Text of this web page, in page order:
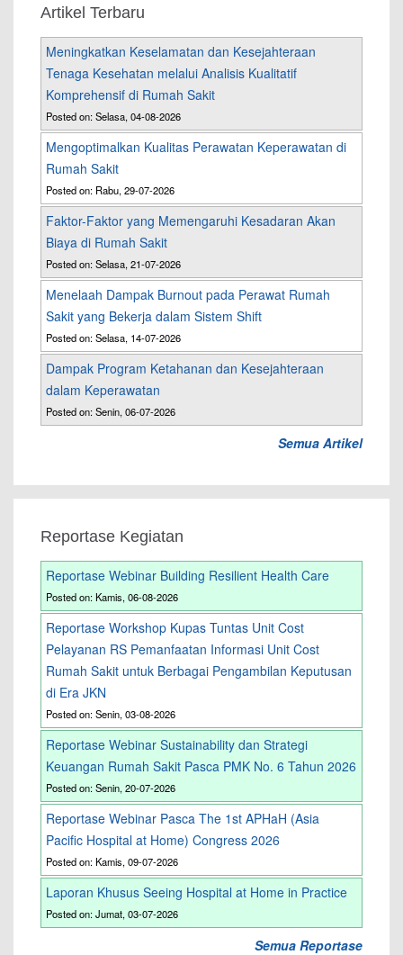
Artikel Terbaru
Meningkatkan Keselamatan dan Kesejahteraan
Tenaga Kesehatan melalui Analisis Kualitatif
Komprehensif di Rumah Sakit
Posted on: Selasa, 04-08-2026
Mengoptimalkan Kualitas Perawatan Keperawatan di
Rumah Sakit
Posted on: Rabu, 29-07-2026
Faktor-Faktor yang Memengaruhi Kesadaran Akan
Biaya di Rumah Sakit
Posted on: Selasa, 21-07-2026
Menelaah Dampak Burnout pada Perawat Rumah
Sakit yang Bekerja dalam Sistem Shift
Posted on: Selasa, 14-07-2026
Dampak Program Ketahanan dan Kesejahteraan
dalam Keperawatan
Posted on: Senin, 06-07-2026
Semua Artikel
Reportase Kegiatan
Reportase Webinar Building Resilient Health Care
Posted on: Kamis, 06-08-2026
Reportase Workshop Kupas Tuntas Unit Cost
Pelayanan RS Pemanfaatan Informasi Unit Cost
Rumah Sakit untuk Berbagai Pengambilan Keputusan
di Era JKN
Posted on: Senin, 03-08-2026
Reportase Webinar Sustainability dan Strategi
Keuangan Rumah Sakit Pasca PMK No. 6 Tahun 2026
Posted on: Senin, 20-07-2026
Reportase Webinar Pasca The 1st APHaH (Asia
Pacific Hospital at Home) Congress 2026
Posted on: Kamis, 09-07-2026
Laporan Khusus Seeing Hospital at Home in Practice
Posted on: Jumat, 03-07-2026
Semua Reportase